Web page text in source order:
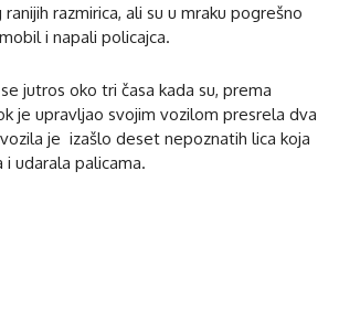
razmirica, ali su u mraku pogrešno
i napali policajca.
jutros oko tri časa kada su, prema
je upravljao svojim vozilom presrela dva
je izašlo deset nepoznatih lica koja
i udarala palicama.